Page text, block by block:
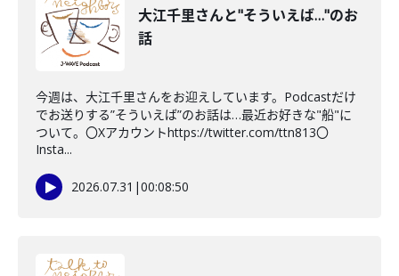
大江千里さんと"そういえば…"のお
話
今週は、大江千里さんをお迎えしています。Podcastだけ
でお送りする”そういえば”のお話は…最近お好きな"船"に
ついて。〇Xアカウントhttps://twitter.com/ttn813〇
Insta...
2026.07.31 |00:08:50